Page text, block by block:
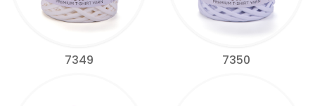
7349 7350